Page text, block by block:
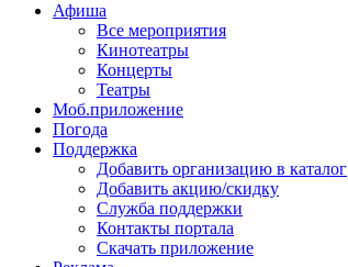
Афиша
Все мероприятия
Кинотеатры
Концерты
Театры
Моб.приложение
Погода
Поддержка
Добавить организацию в каталог
Добавить акцию/скидку
Служба поддержки
Контакты портала
Скачать приложение